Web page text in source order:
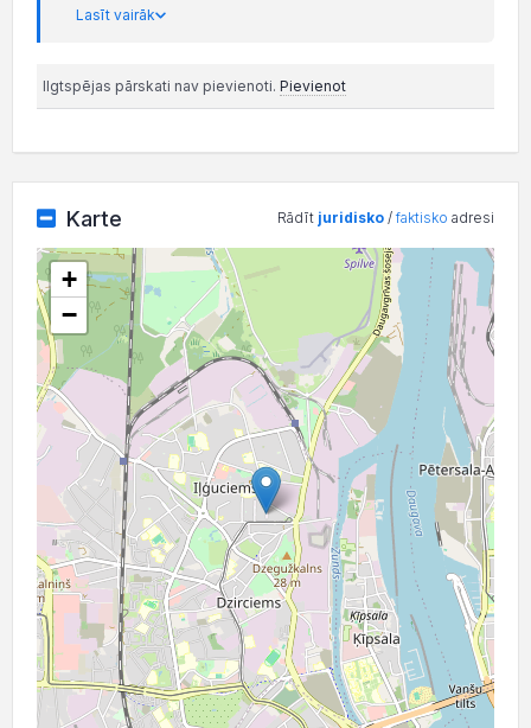
Lasīt vairāk
Ilgtspējas pārskati nav pievienoti. Pievienot
Karte Rādīt juridisko /faktisko adresi
+
−